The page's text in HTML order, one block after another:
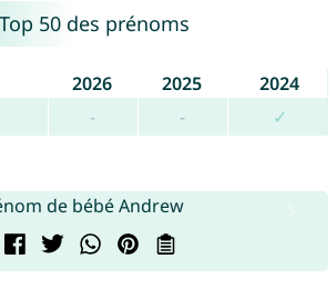
50 des prénoms
2026 2025
2024
- - ✓